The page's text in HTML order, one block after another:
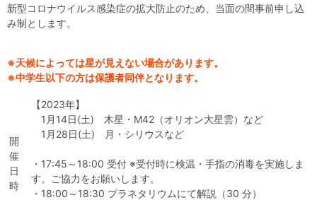
研究の紹介
川崎市自然環境調査報告
図録
紀要
年報
出版物
生田緑地の植物
お問い合わせ
新型コロナウイルス感染症の拡大防止のため、当面の間事前申し込
み制とします。
※天候によっては星が見えない場合があります。
※中学生以下の方は保護者同伴となります。
開
催
日
時
【2023年】
1月14日(土) 木星・M42（オリオン大星雲）など
1月28日(土) 月・シリウスなど
・17:45～18:00 受付 ※受付時に検温・手指の消毒を実施しま
す。ご協力をお願いします。
・18:00～18:30 プラネタリウムにて解説（30 分）